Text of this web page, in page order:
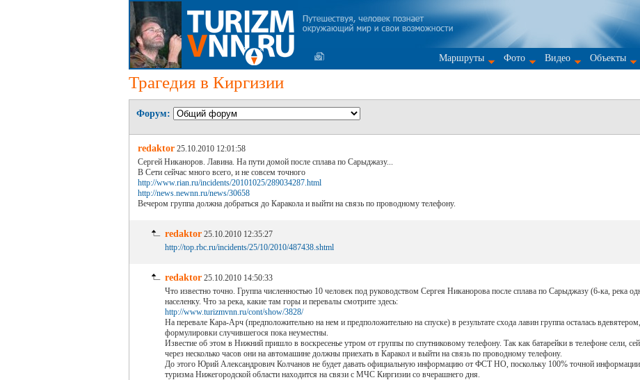
Маршруты Фото Видео Объекты
Трагедия в Киргизии
Форум:
redaktor 25.10.2010 12:01:58
Сергей Никаноров. Лавина. На пути домой после сплава по Сарыджазу...
В Сети сейчас много всего, и не совсем точного
http://www.rian.ru/incidents/20101025/289034287.html
http://news.newnn.ru/news/30658
Вечером группа должна добраться до Каракола и выйти на связь по проводному телефону.
redaktor 25.10.2010 12:35:27
http://top.rbc.ru/incidents/25/10/2010/487438.shtml
redaktor 25.10.2010 14:50:33
Что известно точно. Группа численностью 10 человек под руководством Сергея Никанорова после сплава по Сарыджазу (6-ка, река
населенку. Что за река, какие там горы и перевалы смотрите здесь:
http://www.turizmvnn.ru/cont/show/3828/
На перевале Кара-Арч (предположительно на нем и предположительно на спуске) в результате схода лавин группа осталась
формулировки случившегося пока неуместны.
Известие об этом в Нижний пришло в воскресенье утром от группы по спутниковому телефону. Так как батарейки в телефоне сели,
через несколько часов они на автомашине должны приехать в Каракол и выйти на связь по проводному телефону.
До этого Юрий Александрович Колчанов не будет давать официальную информацию от ФСТ НО, поскольку 100% точной информации
туризма Нижегородской области находится на связи с МЧС Киргизии со вчерашнего дня.